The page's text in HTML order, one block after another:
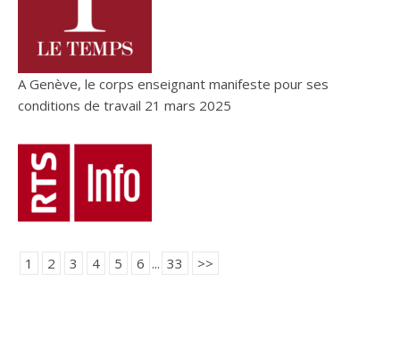
A Genève, le corps enseignant manifeste pour ses
conditions de travail 21 mars 2025
1 2 3 4 5 6 ... 33 >>